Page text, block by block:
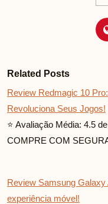
Related Posts
Review Redmagic 10
Revoluciona Seus Jogos!
⭐ Avaliação Média: 4.5
COMPRE COM
Review Samsung
experiência móvel!